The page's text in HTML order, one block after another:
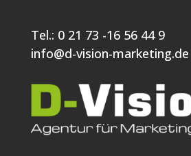
Tel.: 0 21 73 -16 56 44 9
info@d-vision-marketing.de